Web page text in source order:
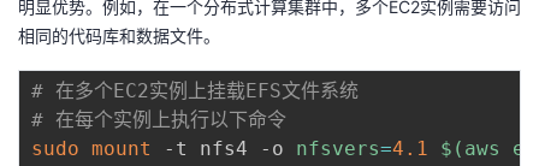
明显优势。例如，在一个分布式计算集群中，多个EC2实例需要访问
相同的代码库和数据文件。
# 在多个EC2实例上挂载EFS文件系统
# 在每个实例上执行以下命令
sudo mount -t nfs4 -o nfsvers=4.1 $( aws